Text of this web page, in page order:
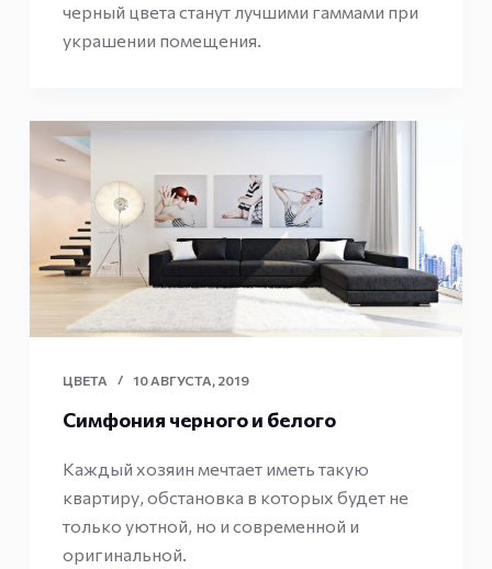
черный цвета станут лучшими гаммами при
украшении помещения.
ЦВЕТА 10 АВГУСТА, 2019
Симфония черного и белого
Каждый хозяин мечтает иметь такую
квартиру, обстановка в которых будет не
только уютной, но и современной и
оригинальной.